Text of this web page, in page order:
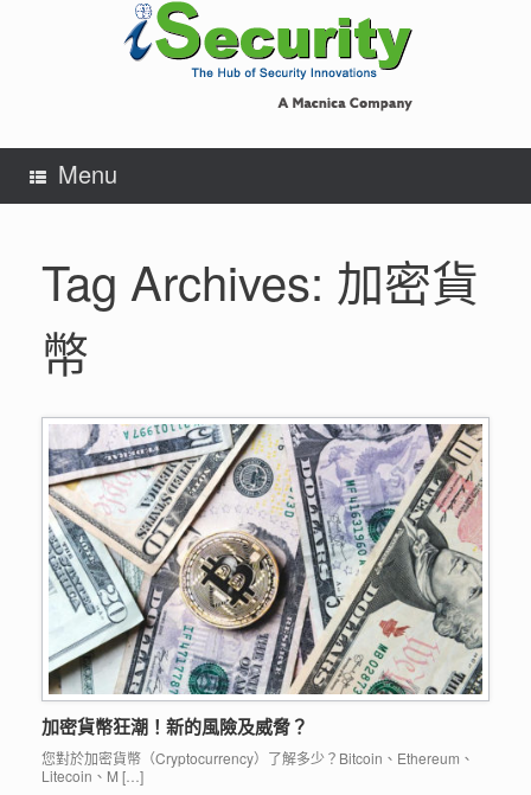
Menu
Tag Archives: 加密貨
幣
加密貨幣狂潮！新的風險及威脅？
您對於加密貨幣（Cryptocurrency）了解多少？Bitcoin、Ethereum、
Litecoin、M […]